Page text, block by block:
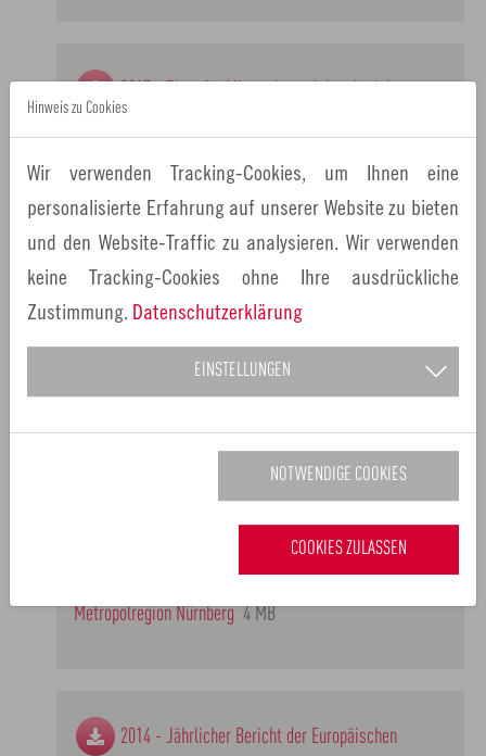
2016 - Sitzungen der Foren und Gremien 106
2016 der Europäischen Metropolregion Nürnberg 5 MB
2015 - Jährlicher Bericht der Europäischen
Metropolregion Nürnberg 4 MB
2014 - Jährlicher Bericht der Europäischen
Hinweis zu Cookies
Wir verwenden Tracking-Cookies, um Ihnen eine
personalisierte Erfahrung auf unserer Website zu bieten
und den Website-Traffic zu analysieren. Wir verwenden
keine Tracking-Cookies ohne Ihre ausdrückliche
Zustimmung. Datenschutzerklärung
EINSTELLUNGEN
NOTWENDIGE COOKIES
COOKIES ZULASSEN